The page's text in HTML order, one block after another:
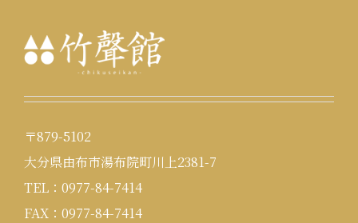
〒879-5102
大分県由布市湯布院町川上2381-7
TEL：0977-84-7414
FAX：0977-84-7414